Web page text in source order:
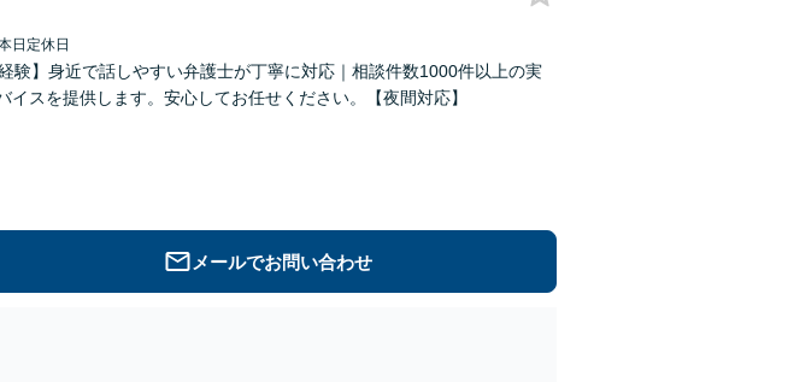
日定休日
験】身近で話しやすい弁護士が丁寧に対応｜相談件数1000件以上の実
スを提供します。安心してお任せください。【夜間対応】
メールでお問い合わせ